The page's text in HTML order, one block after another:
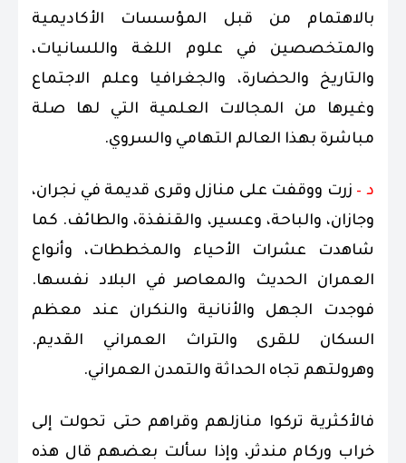
بالاهتمام من قبل المؤسسات الأكاديمية
والمتخصصين في علوم اللغة واللسانيات،
والتاريخ والحضارة، والجغرافيا وعلم الاجتماع
وغيرها من المجالات العلمية التي لها صلة
مباشرة بهذا العالم التهامي والسروي.
د – زرت ووقفت على منازل وقرى قديمة في نجران،
وجازان، والباحة، وعسير، والقنفذة، والطائف. كما
شاهدت عشرات الأحياء والمخططات، وأنواع
العمران الحديث والمعاصر في البلاد نفسها.
فوجدت الجهل والأنانية والنكران عند معظم
السكان للقرى والتراث العمراني القديم.
وهرولتهم تجاه الحداثة والتمدن العمراني.
فالأكثرية تركوا منازلهم وقراهم حتى تحولت إلى
خراب وركام مندثر، وإذا سألت بعضهم قال هذه